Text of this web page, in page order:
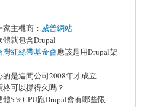
主機商： 威普網站
就包含Drupal
灣紅絲帶基金會應該是用Drupal架
的是這間公司2008年才成立
可以撐得久嗎？
5％CPU跑Drupal會有哪些限